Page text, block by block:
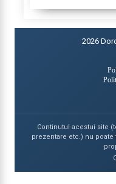
2026
Continutul acestui site
prezentare etc.) nu